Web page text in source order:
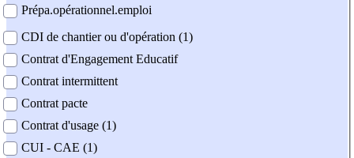
Prépa.opérationnel.emploi
CDI de chantier ou d'opération (1)
Contrat d'Engagement Educatif
Contrat intermittent
Contrat pacte
Contrat d'usage (1)
CUI - CAE (1)